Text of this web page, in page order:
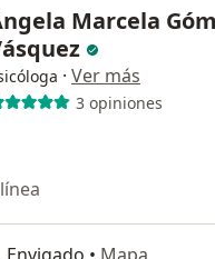
Marcela
· Ver más
3 opiniones